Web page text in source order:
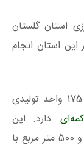
استان گلستان
استان انجام
این مسئول ادامه داد: در حال حاضر گلستان 175 واحد تولیدی
دارد. این
تولیدی‌ها در 14 شهرستان به مساحت 11 هزار و 500 متر مربع با